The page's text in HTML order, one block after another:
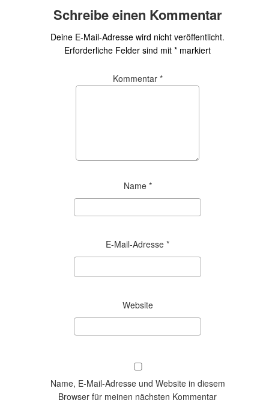
Schreibe einen Kommentar
Deine E-Mail-Adresse wird nicht veröffentlicht.
Erforderliche Felder sind mit * markiert
Kommentar *
Name *
E-Mail-Adresse *
Website
Name, E-Mail-Adresse und Website in diesem
Browser für meinen nächsten Kommentar